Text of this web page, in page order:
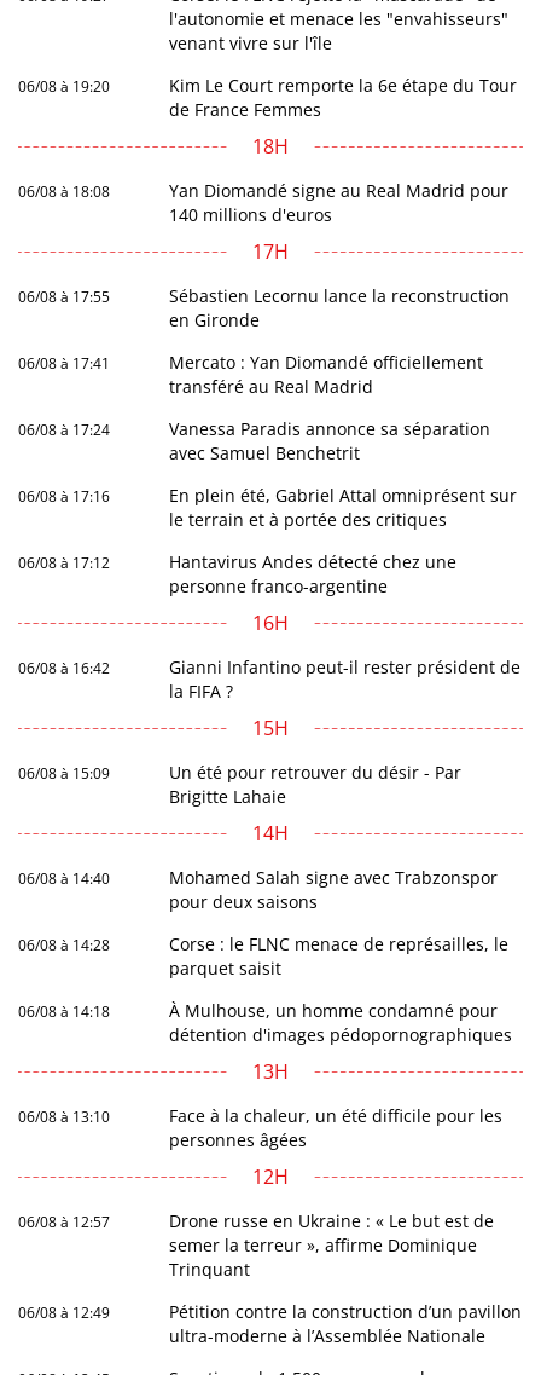
l'autonomie et menace les "envahisseurs"
venant vivre sur l'île
06/08 à 19:20
Kim Le Court remporte la 6e étape du Tour
de France Femmes
18H
06/08 à 18:08
Yan Diomandé signe au Real Madrid pour
140 millions d'euros
17H
06/08 à 17:55
Sébastien Lecornu lance la reconstruction
en Gironde
06/08 à 17:41
Mercato : Yan Diomandé officiellement
transféré au Real Madrid
06/08 à 17:24
Vanessa Paradis annonce sa séparation
avec Samuel Benchetrit
06/08 à 17:16
En plein été, Gabriel Attal omniprésent sur
le terrain et à portée des critiques
06/08 à 17:12
Hantavirus Andes détecté chez une
personne franco-argentine
16H
06/08 à 16:42
Gianni Infantino peut-il rester président de
la FIFA ?
15H
06/08 à 15:09
Un été pour retrouver du désir - Par
Brigitte Lahaie
14H
06/08 à 14:40
Mohamed Salah signe avec Trabzonspor
pour deux saisons
06/08 à 14:28
Corse : le FLNC menace de représailles, le
parquet saisit
06/08 à 14:18
À Mulhouse, un homme condamné pour
détention d'images pédopornographiques
13H
06/08 à 13:10
Face à la chaleur, un été difficile pour les
personnes âgées
12H
06/08 à 12:57
Drone russe en Ukraine : « Le but est de
semer la terreur », affirme Dominique
Trinquant
06/08 à 12:49
Pétition contre la construction d’un pavillon
ultra-moderne à l’Assemblée Nationale